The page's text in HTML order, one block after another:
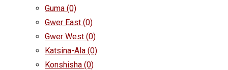
Guma (0)
Gwer East (0)
Gwer West (0)
Katsina-Ala (0)
Konshisha (0)